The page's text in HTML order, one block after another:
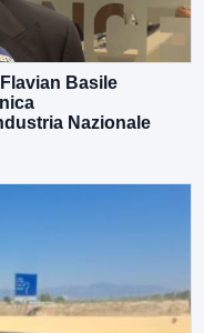
Basile
Nazionale